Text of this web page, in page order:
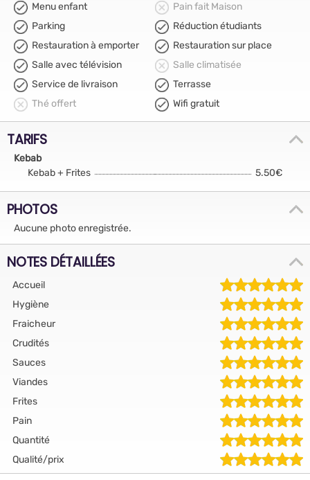
Menu enfant
Pain fait Maison
Parking
Réduction étudiants
Restauration à emporter
Restauration sur place
Salle avec télévision
Salle climatisée
Service de livraison
Terrasse
Thé offert
Wifi gratuit
TARIFS
Kebab
Kebab + Frites
5.50€
PHOTOS
Aucune photo enregistrée.
NOTES DÉTAILLÉES
Accueil
Hygiène
Fraicheur
Crudités
Sauces
Viandes
Frites
Pain
Quantité
Qualité/prix